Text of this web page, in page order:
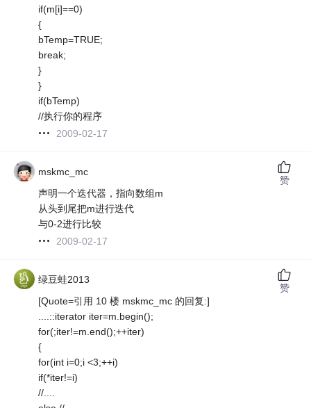
if(m[i]==0)
{
bTemp=TRUE;
break;
}
}
if(bTemp)
//执行你的程序
2009-02-17
mskmc_mc
声明一个迭代器，指向数组m
从头到尾把m进行迭代
与0-2进行比较
2009-02-17
赞
绿豆蛙2013
[Quote=引用 10 楼 mskmc_mc 的回复:]
....::iterator iter=m.begin();
for(;iter!=m.end();++iter)
{
for(int i=0;i <3;++i)
if(*iter!=i)
//....
赞